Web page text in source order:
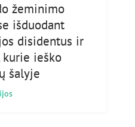
žeminimo
išduodant
disidentus ir
ieško
šalyje